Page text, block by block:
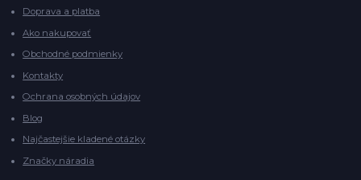
Doprava a platba
Ako nakupovať
Obchodné podmienky
Kontakty
Ochrana osobných údajov
Blog
Najčastejšie kladené otázky
Značky náradia